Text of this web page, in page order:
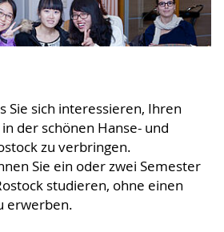
Sie sich interessieren, Ihren
der schönen Hanse- und
zu verbringen.
Sie ein oder zwei Semester
studieren, ohne einen
erwerben.